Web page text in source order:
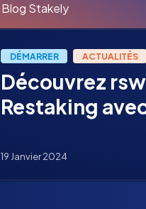
Blog Stakely
DÉMARRER ACTUALITÉS
Découvrez
Restaking
19 Janvier 2024